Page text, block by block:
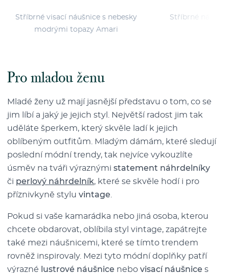
Stříbrné visací náušnice s nebesky
modrými topazy Amari
Stříbrné
Pro mladou ženu
Mladé ženy už mají jasnější představu o tom, co se
jim líbí a jaký je jejich styl. Největší radost jim tak
uděláte šperkem, který skvěle ladí k jejich
oblíbeným outfitům. Mladým dámám, které sledují
poslední módní trendy, tak nejvíce vykouzlíte
úsměv na tváři výraznými statement náhrdelníky
či perlový náhrdelník, které se skvěle hodí i pro
příznivkyně stylu vintage
Pokud si vaše kamarádka nebo jiná osoba, kterou
chcete obdarovat, oblíbila styl vintage, zapátrejte
také mezi náušnicemi, které se tímto trendem
rovněž inspirovaly. Mezi tyto módní doplňky patří
výrazné
lustrové náušnice nebo visací náušnice s